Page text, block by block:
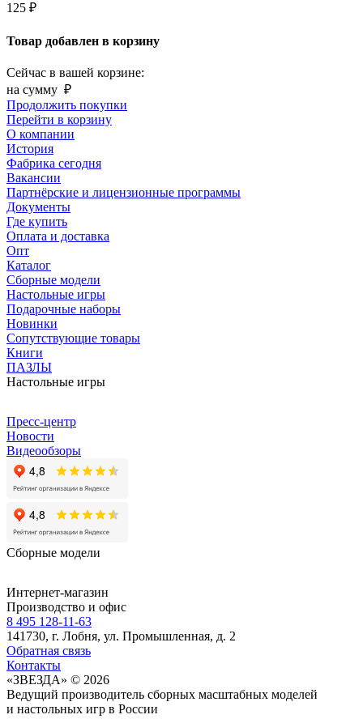
125 ₽
Товар добавлен в корзину
Сейчас в вашей корзине:
на сумму ₽
Продолжить покупки
Перейти в корзину
О компании
История
Фабрика сегодня
Вакансии
Партнёрские и лицензионные программы
Документы
Где купить
Оплата и доставка
Опт
Каталог
Сборные модели
Настольные игры
Подарочные наборы
Новинки
Сопутствующие товары
Книги
ПАЗЛЫ
Настольные игры
Пресс-центр
Новости
Видеообзоры
Сборные модели
Интернет-магазин
Производство и офис
8 495 128-11-63
141730, г. Лобня, ул. Промышленная, д. 2
Обратная связь
Контакты
«ЗВЕЗДА» © 2026
Ведущий производитель сборных масштабных моделей
и настольных игр в России